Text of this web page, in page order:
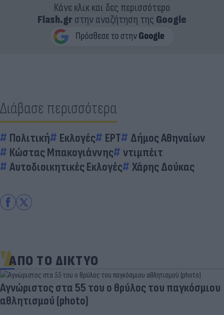
Κάνε κλικ και δες περισσότερο
Flash.grστην αναζήτηση της Google
Διάβασε περισσότερα
Πολιτική Εκλογές ΕΡΤ
Δήμος Αθηναίων
Κώστας Μπακογιάννης
ντιμπέιτ
Αυτοδιοικητικές Εκλογές
Χάρης Δούκας
ΑΠΟ ΤΟ ΔΙΚΤΥΟ
Aγνώριστος στα 55 του ο θρύλος του παγκόσμιου
αθλητισμού (photo)